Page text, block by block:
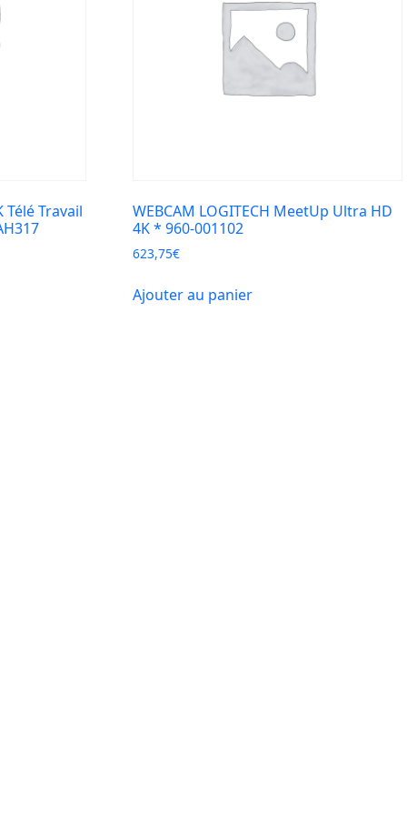
Télé Travail
WEBCAM LOGITECH MeetUp Ultra HD
4K * 960-001102
623,75€
Ajouter au panier